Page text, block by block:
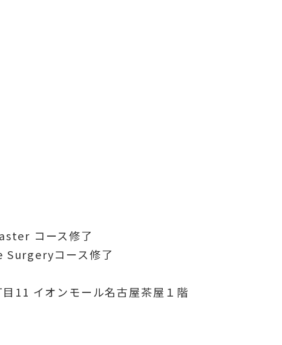
コース修了
Surgeryコース修了
イオンモール名古屋茶屋１階